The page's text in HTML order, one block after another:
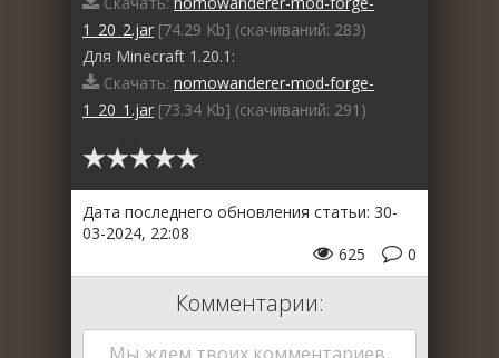
1_20_2.jar [74.29 Kb] (cкачиваний: 283)
Для Minecraft 1.20.1:
Скачать: nomowanderer-mod-forge-
1_20_1.jar [73.34 Kb] (cкачиваний: 291)
Дата последнего обновления статьи: 30-
03-2024, 22:08
0
625
Комментарии: